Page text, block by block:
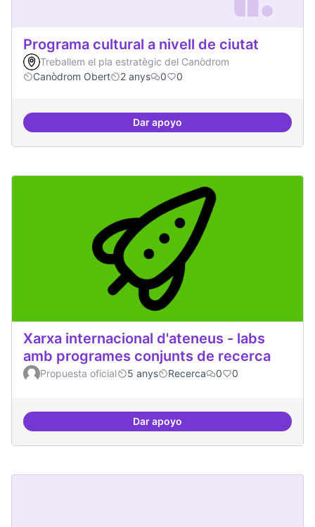
Programa cultural a nivell de ciutat
Treballem el pla estratègic del Canòdrom
Canòdrom Obert
2 anys 0 0
Dar apoyoPrograma cultural a nivell de
Xarxa internacional d'ateneus - labs
amb programes conjunts de recerca
Propuesta oficial 5 anys Recerca 0 0
Dar apoyoXarxa internacional d'ateneus -